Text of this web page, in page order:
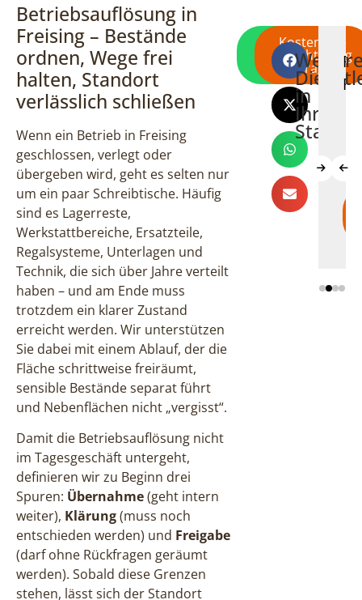
Betriebsauflösung in
Freising – Bestände
ordnen, Wege frei
halten, Standort
verlässlich schließen
Wenn ein Betrieb in Freising
geschlossen, verlegt oder
übergeben wird, geht es selten nur
um ein paar Schreibtische. Häufig
sind es Lagerreste,
Werkstattbereiche, Ersatzteile,
Regalsysteme, Unterlagen und
Technik, die sich über Jahre verteilt
haben – und am Ende muss
trotzdem ein klarer Zustand
erreicht werden. Wir unterstützen
Sie dabei mit einem Ablauf, der die
Fläche schrittweise freiräumt,
sensible Bestände separat führt
und Nebenflächen nicht „vergisst“.
Damit die Betriebsauflösung nicht
im Tagesgeschäft untergeht,
definieren wir zu Beginn drei
Spuren: Übernahme(geht intern
weiter), Klärung(muss noch
entschieden werden) und Freigabe
(darf ohne Rückfragen geräumt
werden). Sobald diese Grenzen
stehen, lässt sich der Standort
Direkt per
WhatsApp
schreiben
Kostenlose
Besichtigung
anfragen
in
Ihrer
Stadt
Wohnungsauflösung
FreisingFreising
Mehr
Freising
Mehr